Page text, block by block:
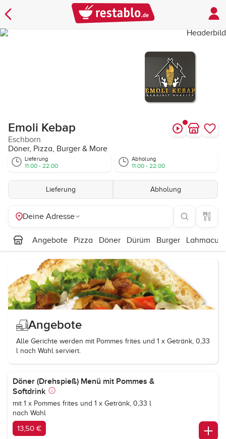
Emoli Kebap
Eschborn
Döner, Pizza, Burger & More
Lieferung
11:00 - 22:00
Abholung
11:00 - 22:00
Lieferung Abholung
Deine Adresse
Angebote Pizza Döner Dürüm Burger Lahmacun
Angebote
Alle Gerichte werden mit Pommes frites und 1 x Getränk, 0,33
l nach Wahl serviert.
Döner (Drehspieß) Menü mit Pommes &
Softdrink
mit 1 x Pommes frites und 1 x Getränk, 0,33 l
nach Wahl
13,50 €